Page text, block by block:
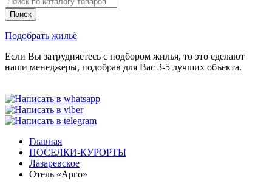
Подобрать жильё
Если Вы затрудняетесь с подбором жилья, то это сделают
наши менеджеры, подобрав для Вас 3-5 лучших объекта.
Главная
ПОСЕЛКИ-КУРОРТЫ
Лазаревское
Отель «Арго»